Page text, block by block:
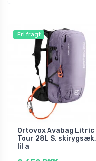
Fri fragt
Ortovox Avabag Litric
Tour 28L S, skirygsæk,
lilla